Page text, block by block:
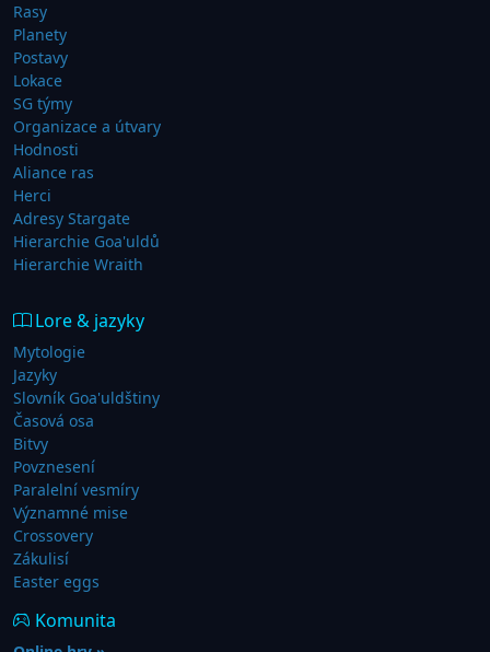
Rasy
Planety
Postavy
Lokace
SG týmy
Organizace a útvary
Hodnosti
Aliance ras
Herci
Adresy Stargate
Hierarchie Goa'uldů
Hierarchie Wraith
Lore & jazyky
Mytologie
Jazyky
Slovník Goa'uldštiny
Časová osa
Bitvy
Povznesení
Paralelní vesmíry
Významné mise
Crossovery
Zákulisí
Easter eggs
Komunita